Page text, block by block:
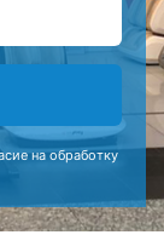
на обработку